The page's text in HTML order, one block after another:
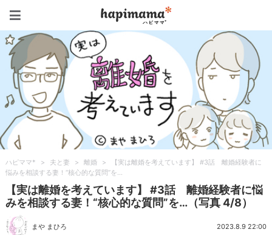
ハピママ* > 夫と妻 > 離婚 >
【実は離婚を考えています】 #3話 離婚経験者に
悩みを相談する妻！“核心的な質問”を…
【実は離婚を考えています】 #3話 離婚経験者に悩
みを相談する妻！“核心的な質問”を…（写真 4/8）
まや まひろ 2023.8.9 22:00